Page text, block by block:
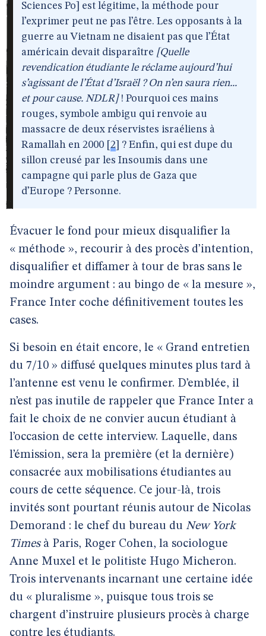
Sciences Po] est légitime, la méthode pour
l’exprimer peut ne pas l’être. Les opposants à la
guerre au Vietnam ne disaient pas que l’État
américain devait disparaître [Quelle
revendication étudiante le réclame aujourd’hui
s’agissant de l’État d’Israël ? On n’en saura rien...
et pour cause. NDLR]! Pourquoi ces mains
rouges, symbole ambigu qui renvoie au
massacre de deux réservistes israéliens à
Ramallah en 2000
2
? Enfin, qui est dupe du
sillon creusé par les Insoumis dans une
campagne qui parle plus de Gaza que
d’Europe ? Personne.
Évacuer le fond pour mieux disqualifier la
« méthode », recourir à des procès d’intention,
disqualifier et diffamer à tour de bras sans le
moindre argument : au bingo de « la mesure »,
France Inter coche définitivement toutes les
cases.
Si besoin en était encore, le « Grand entretien
du 7/10 » diffusé quelques minutes plus tard à
l’antenne est venu le confirmer. D’emblée, il
n’est pas inutile de rappeler que France Inter a
fait le choix de ne convier aucun étudiant à
l’occasion de cette interview. Laquelle, dans
l’émission, sera la première (et la dernière)
consacrée aux mobilisations étudiantes au
cours de cette séquence. Ce jour-là, trois
invités sont pourtant réunis autour de Nicolas
Demorand : le chef du bureau du New York
Timesà Paris, Roger Cohen, la sociologue
Anne Muxel et le politiste Hugo Micheron.
Trois intervenants incarnant une certaine idée
du « pluralisme », puisque tous trois se
chargent d’instruire plusieurs procès à charge
contre les étudiants.